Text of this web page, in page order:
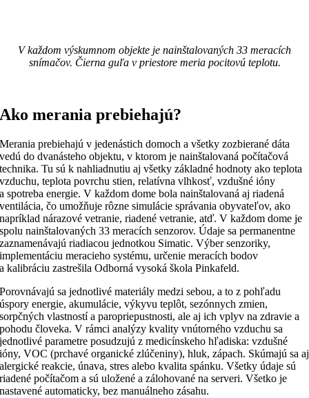
V každom výskumnom objekte je nainštalovaných 33 meracích
snímačov. Čierna guľa v priestore meria pocitovú teplotu.
Ako merania prebiehajú?
Merania prebiehajú v jedenástich domoch a všetky zozbierané dáta
vedú do dvanásteho objektu, v ktorom je nainštalovaná počítačová
technika. Tu sú k nahliadnutiu aj všetky základné hodnoty ako teplota
vzduchu, teplota povrchu stien, relatívna vlhkosť, vzdušné ióny
a spotreba energie. V každom dome bola nainštalovaná aj riadená
ventilácia, čo umožňuje rôzne simulácie správania obyvateľov, ako
napríklad nárazové vetranie, riadené vetranie, atď. V každom dome je
spolu nainštalovaných 33 meracích senzorov. Údaje sa permanentne
zaznamenávajú riadiacou jednotkou Simatic. Výber senzoriky,
implementáciu meracieho systému, určenie meracích bodov
a kalibráciu zastrešila Odborná vysoká škola Pinkafeld.
Porovnávajú sa jednotlivé materiály medzi sebou, a to z pohľadu
úspory energie, akumulácie, výkyvu teplôt, sezónnych zmien,
sorpčných vlastností a paropriepustnosti, ale aj ich vplyv na zdravie a
pohodu človeka. V rámci analýzy kvality vnútorného vzduchu sa
jednotlivé parametre posudzujú z medicínskeho hľadiska: vzdušné
ióny, VOC (prchavé organické zlúčeniny), hluk, zápach. Skúmajú sa aj
alergické reakcie, únava, stres alebo kvalita spánku. Všetky údaje sú
riadené počítačom a sú uložené a zálohované na serveri. Všetko je
nastavené automaticky, bez manuálneho zásahu.